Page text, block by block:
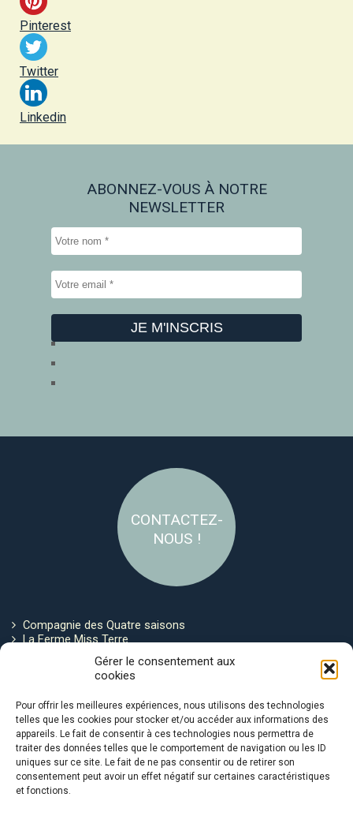
Gérer le consentement aux
cookies
Pour offrir les meilleures expériences, nous utilisons des technologies
telles que les cookies pour stocker et/ou accéder aux informations des
appareils. Le fait de consentir à ces technologies nous permettra de
traiter des données telles que le comportement de navigation ou les ID
uniques sur ce site. Le fait de ne pas consentir ou de retirer son
consentement peut avoir un effet négatif sur certaines caractéristiques
et fonctions.
Pinterest
Twitter
Linkedin
ABONNEZ-VOUS À NOTRE
NEWSLETTER
CONTACTEZ-
NOUS !
Compagnie des Quatre saisons
La Ferme Miss Terre
Politique de cookies